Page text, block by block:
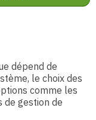
dépend de
le choix des
comme les
de gestion de